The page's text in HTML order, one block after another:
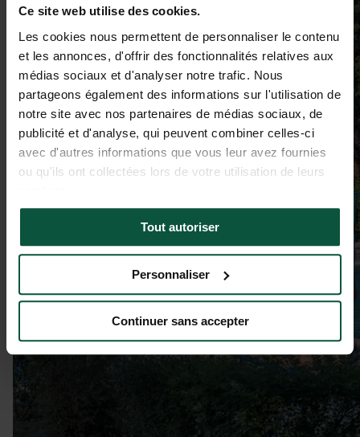
Ce site web utilise des cookies.
Les cookies nous permettent de personnaliser le contenu
et les annonces, d'offrir des fonctionnalités relatives aux
médias sociaux et d'analyser notre trafic. Nous
partageons également des informations sur l'utilisation de
notre site avec nos partenaires de médias sociaux, de
publicité et d'analyse, qui peuvent combiner celles-ci
avec d'autres informations que vous leur avez fournies
ou qu'ils ont collectées lors de votre utilisation de leurs
Tout autoriser
Personnaliser
Continuer sans accepter